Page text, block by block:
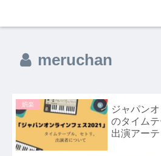
meruchan
娯楽
ジャパン
のタイム
出演アー